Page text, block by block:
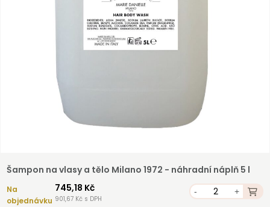
Šampon na vlasy a tělo Milano 1972 - náhradní náplň 5 l
Na
objednávku
745,18 Kč
901,67 Kč s DPH
- +